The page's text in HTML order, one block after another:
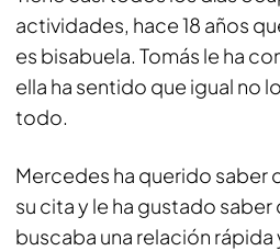
actividades, hace 18 años
es bisabuela. Tomás le ha
ella ha sentido que igual no
todo.
Mercedes ha querido saber
su cita y le ha gustado saber
buscaba una relación rápida